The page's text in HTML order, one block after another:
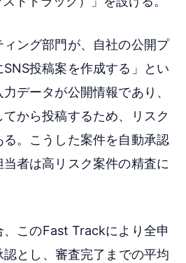
ング部門が、自社の公開プ
投稿案を作成する」とい
データが公開情報であり、
から投稿するため、リスク
。こうした案件を自動承認
者は高リスク案件の精査に
このFast Trackにより全申
とし、審査完了までの平均